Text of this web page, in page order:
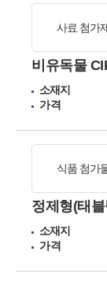
사료 첨가
소재지
가격
식품 첨가
소재지
가격